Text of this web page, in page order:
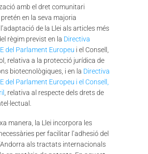
amb el dret comunitari
en la seva majoria
de la Llei als articles més
règim previst en la Directiva
del Parlament Europeu i el Consell,
relativa a la protecció jurídica de
biotecnològiques, i en la Directiva
del Parlament Europeu i el Consell,
, relativa al respecte dels drets de
manera, la Llei incorpora les
per facilitar l’adhesió del
als tractats internacionals